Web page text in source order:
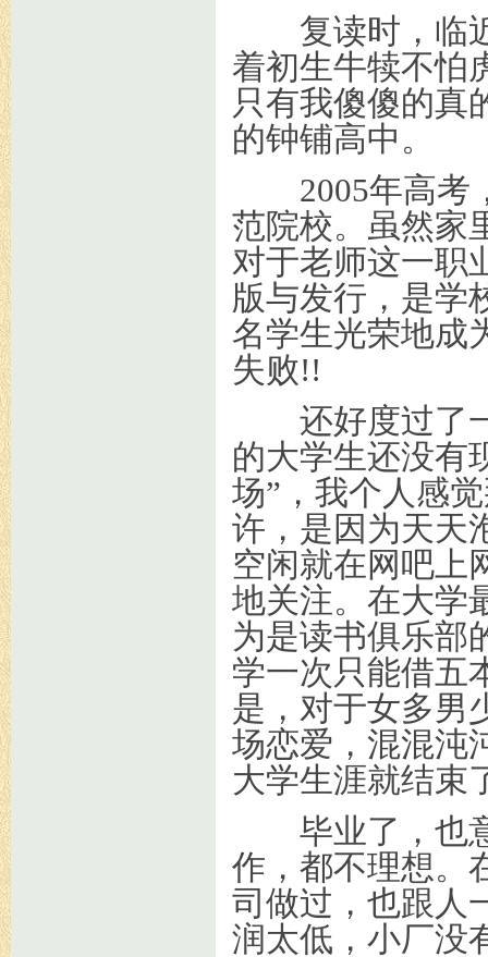
复读时，临近
着初生牛犊不怕
只有我傻傻的真
的钟铺高中。
2005年高考，
范院校。虽然家
对于老师这一职
版与发行，是学
名学生光荣地成
失败!!
还好度过了一
的大学生还没有
场”，我个人感
许，是因为天天
空闲就在网吧上
地关注。在大学
为是读书俱乐部
学一次只能借五
是，对于女多男
场恋爱，混混沌
大学生涯就结束
毕业了，也意
作，都不理想。
司做过，也跟人
润太低，小厂没